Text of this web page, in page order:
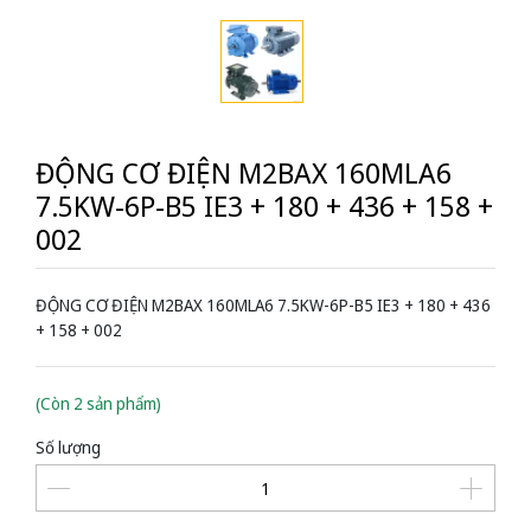
ĐỘNG CƠ ĐIỆN M2BAX 160MLA6
7.5KW-6P-B5 IE3 + 180 + 436 + 158 +
002
ĐỘNG CƠ ĐIỆN M2BAX 160MLA6 7.5KW-6P-B5 IE3 + 180 + 436
+ 158 + 002
(Còn 2 sản phẩm)
Số lượng